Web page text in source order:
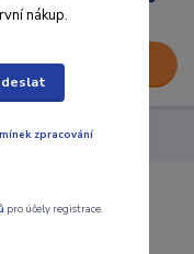
nože MGNVR/L
L
nákup.
zpracování
pro účely registrace.